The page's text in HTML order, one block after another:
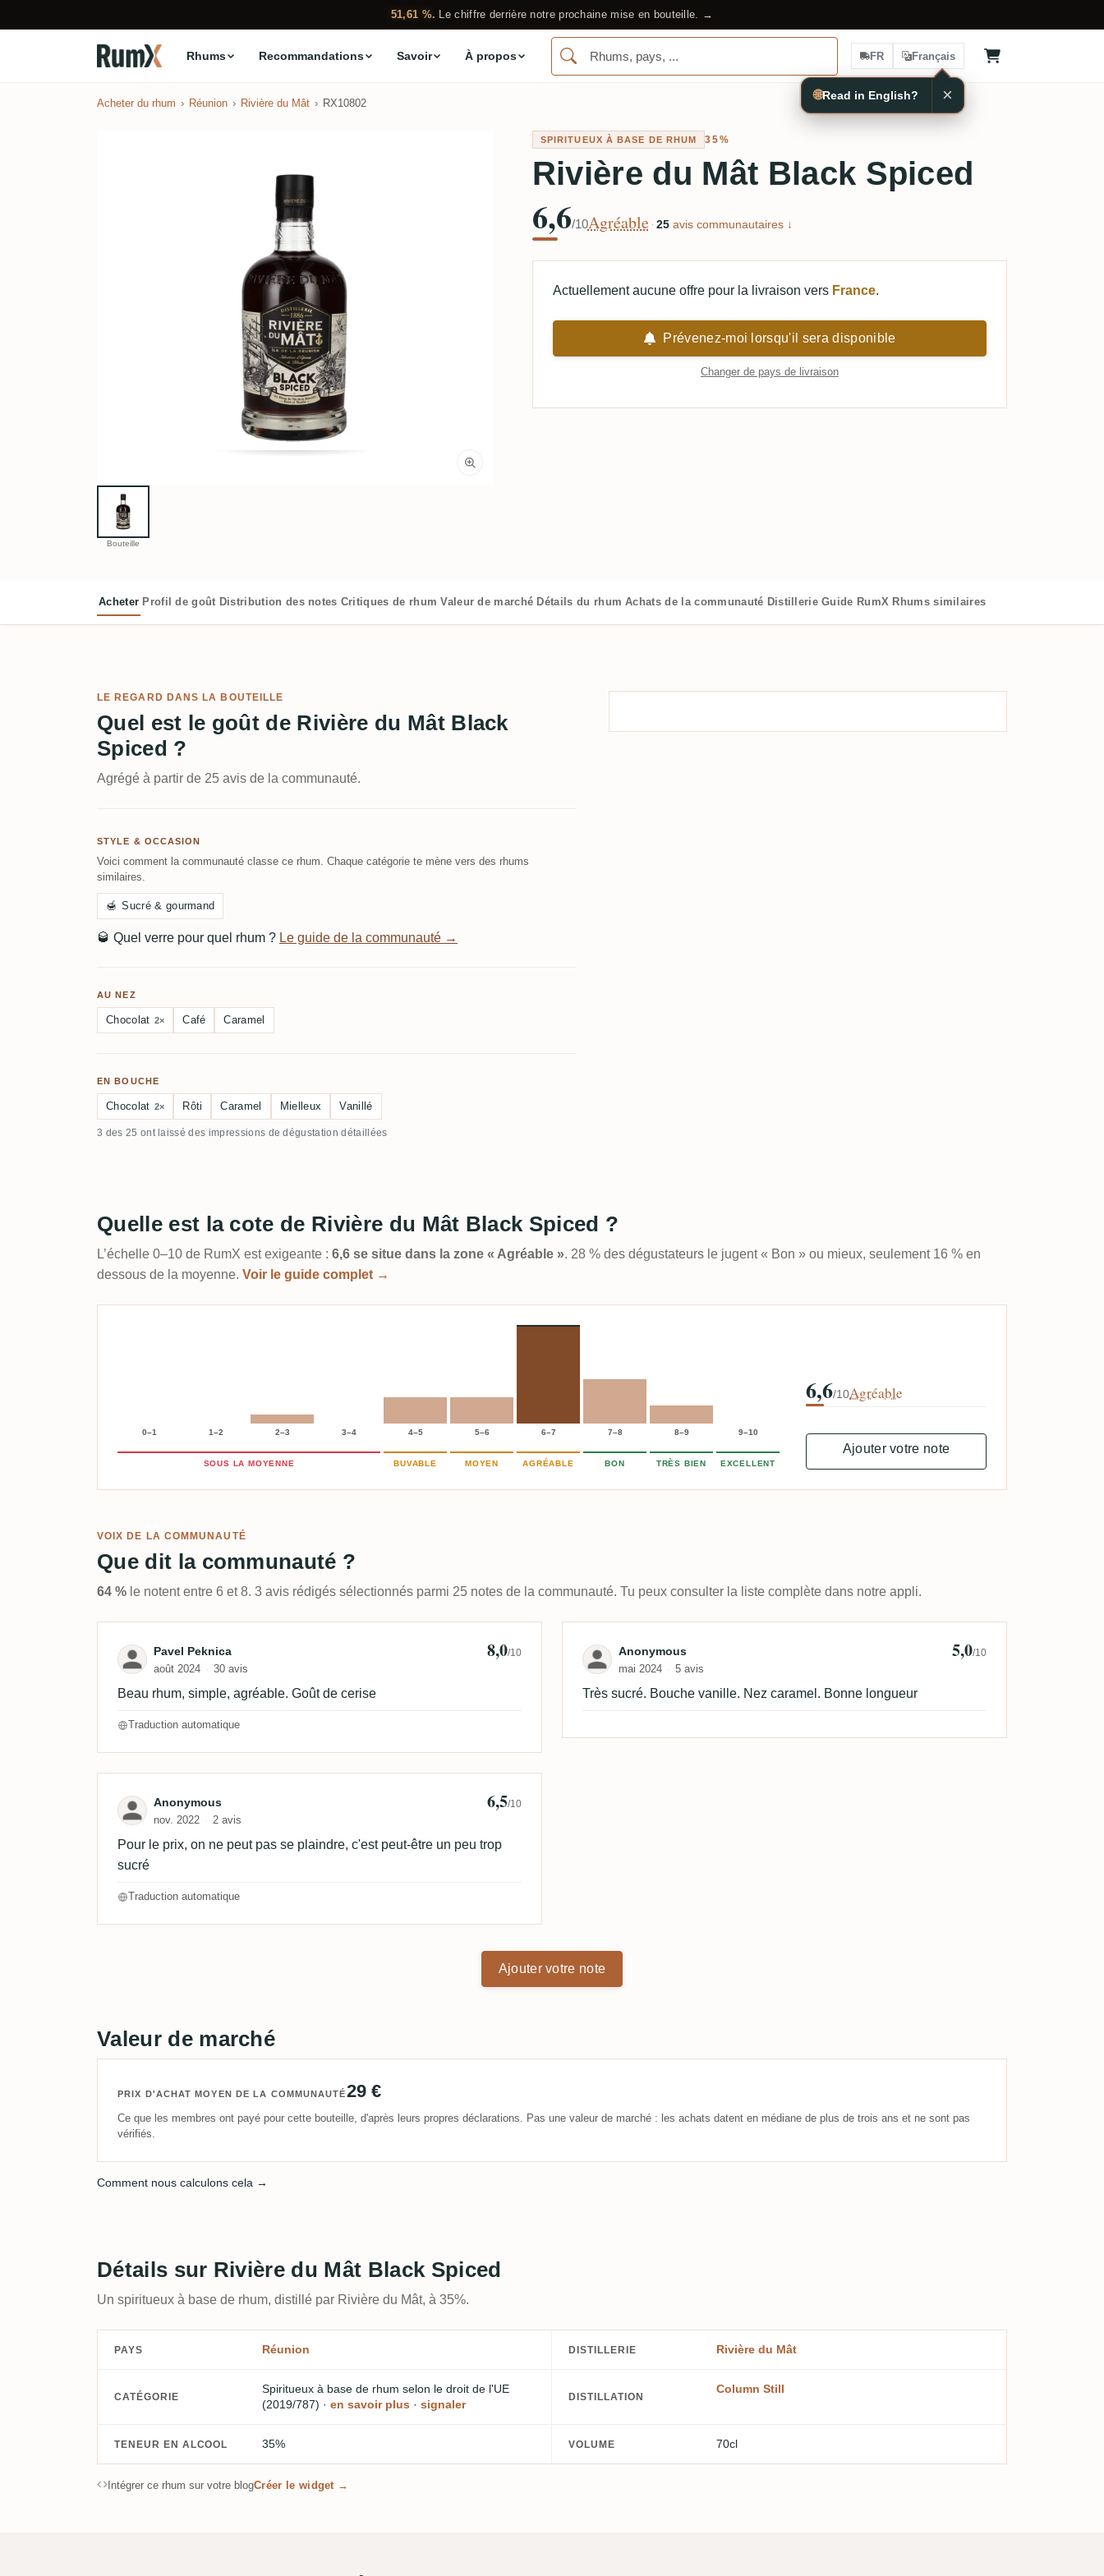
51,61 %. Le chiffre derrière notre prochaine mise en bouteille. →
Rhums Recommandations Savoir À propos FR Français
Acheter du rhum Réunion Rivière du Mât RX10802
Bouteille
SPIRITUEUX À BASE DE RHUM 35%
Rivière du Mât Black Spiced
6,6/10Agréable · 25avis communautaires ↓
Actuellement aucune offre pour la livraison vers France.
Prévenez-moi lorsqu'il sera disponible
Changer de pays de livraison
Acheter Profil de goût Distribution des notes Critiques de rhum Valeur de marché Détails du rhum Achats de la communauté Distillerie Guide RumX Rhums similaires
LE REGARD DANS LA BOUTEILLE
Quel est le goût de Rivière du Mât Black
Spiced ?
Agrégé à partir de 25 avis de la communauté.
STYLE & OCCASION
Voici comment la communauté classe ce rhum. Chaque catégorie te mène vers des rhums
similaires.
🍯 Sucré & gourmand
🥃 Quel verre pour quel rhum ? Le guide de la communauté →
AU NEZ
Chocolat 2× Café Caramel
EN BOUCHE
Chocolat 2× Rôti Caramel Mielleux Vanillé
3 des 25 ont laissé des impressions de dégustation détaillées
Quelle est la cote de Rivière du Mât Black Spiced ?
L’échelle 0–10 de RumX est exigeante : 6,6 se situe dans la zone « Agréable ». 28 % des dégustateurs le jugent « Bon » ou mieux, seulement 16 % en
dessous de la moyenne. Voir le guide complet →
0–1 1–2 2–3 3–4 4–5 5–6 6–7 7–8 8–9 9–10
SOUS LA MOYENNE BUVABLE MOYEN AGRÉABLE BON TRÈS BIEN EXCELLENT
6,6/10Agréable
Ajouter votre note
VOIX DE LA COMMUNAUTÉ
Que dit la communauté ?
64 % le notent entre 6 et 8. 3 avis rédigés sélectionnés parmi 25 notes de la communauté. Tu peux consulter la liste complète dans notre appli.
Avis de Pavel Peknica
Pavel Peknica
août 2024 30 avis
8,0/10
Beau rhum, simple, agréable. Goût de cerise
Traduction automatique
Avis de Anonymous
Anonymous
mai 2024 5 avis
5,0/10
Très sucré. Bouche vanille. Nez caramel. Bonne longueur
Avis de Anonymous
Anonymous
nov. 2022 2 avis
6,5/10
Pour le prix, on ne peut pas se plaindre, c'est peut-être un peu trop
sucré
Traduction automatique
Ajouter votre note
Valeur de marché
PRIX D'ACHAT MOYEN DE LA COMMUNAUTÉ29 €
Ce que les membres ont payé pour cette bouteille, d'après leurs propres déclarations. Pas une valeur de marché : les achats datent en médiane de plus de trois ans et ne sont pas
vérifiés.
Comment nous calculons cela →
Détails sur Rivière du Mât Black Spiced
Un spiritueux à base de rhum, distillé par Rivière du Mât, à 35%.
PAYS Réunion DISTILLERIE Rivière du Mât
CATÉGORIE
Spiritueux à base de rhum selon le droit de l'UE
(2019/787) · en savoir plus · signaler
DISTILLATION
Column Still
TENEUR EN ALCOOL 35% VOLUME 70cl
Intégrer ce rhum sur votre blogCréer le widget →
🌐Read in English? ×